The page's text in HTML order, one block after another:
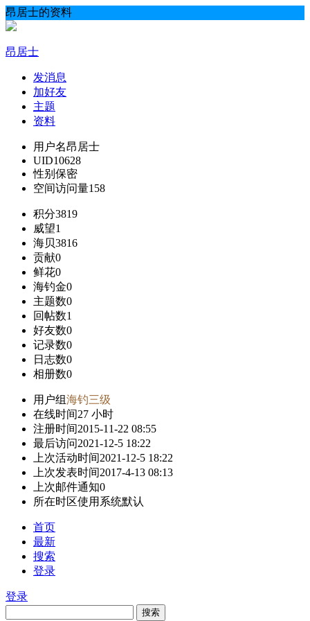
昂居士的资料
昂居士
发消息
加好友
主题
资料
用户名昂居士
UID10628
性别 保密
空间访问量158
积分3819
威望1
海贝3816
贡献0
鲜花0
海钓金0
主题数0
回帖数1
好友数0
记录数0
日志数0
相册数0
用户组海钓三级
在线时间27 小时
注册时间2015-11-22 08:55
最后访问2021-12-5 18:22
上次活动时间2021-12-5 18:22
上次发表时间2017-4-13 08:13
上次邮件通知0
所在时区使用系统默认
首页
最新
搜索
登录
登录
搜索